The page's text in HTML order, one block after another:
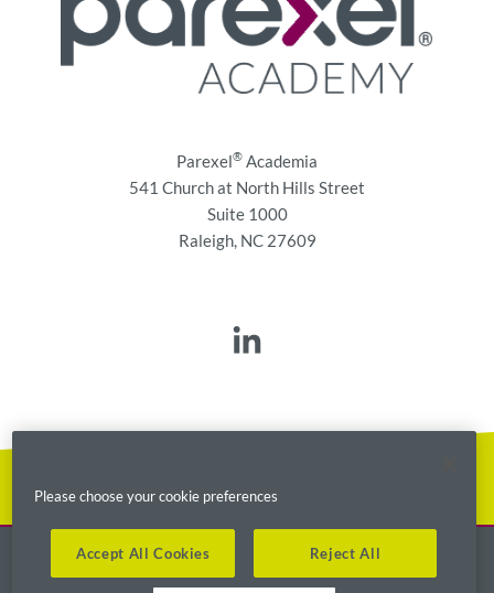
Parexel® Academia
541 Church at North Hills Street
Suite 1000
Raleigh, NC 27609
Derechos de autor ©2000-2021
Parexel Corporación internacional
Please choose your cookie preferences
Accept All Cookies Reject All